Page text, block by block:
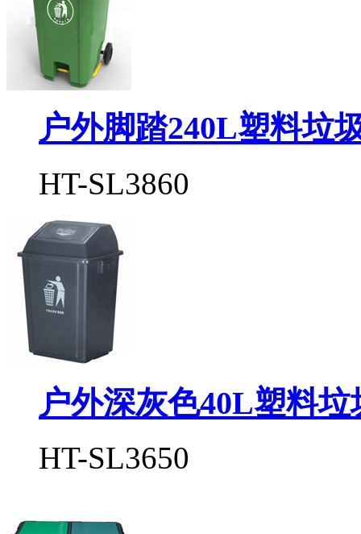
户外脚踏240L塑料垃
HT-SL3860
户外深灰色40L塑料垃
HT-SL3650